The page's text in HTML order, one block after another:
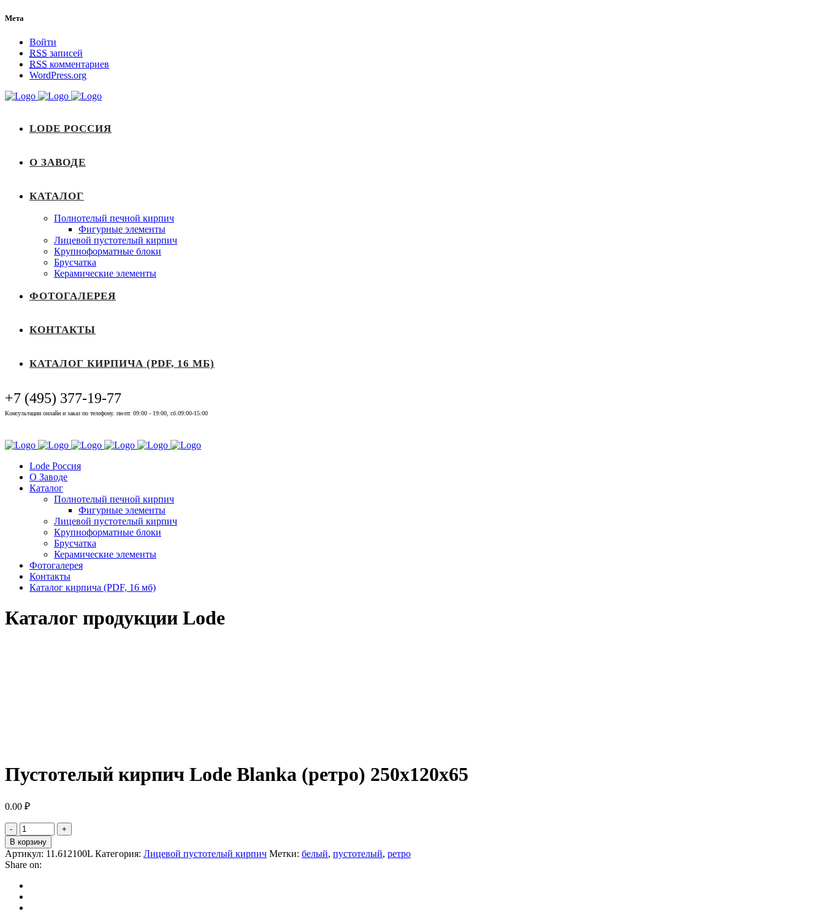
Мета
Войти
RSS записей
RSS комментариев
WordPress.org
LODE РОССИЯ
О ЗАВОДЕ
КАТАЛОГ
Полнотелый печной кирпич
Фигурные элементы
Лицевой пустотелый кирпич
Крупноформатные блоки
Брусчатка
Керамические элементы
ФОТОГАЛЕРЕЯ
КОНТАКТЫ
КАТАЛОГ КИРПИЧА (PDF, 16 МБ)
+7 (495) 377-19-77
Консультации онлайн и заказ по телефону. пн-пт. 09:00 - 19:00, сб.09:00-15:00
Lode Россия
О Заводе
Каталог
Полнотелый печной кирпич
Фигурные элементы
Лицевой пустотелый кирпич
Крупноформатные блоки
Брусчатка
Керамические элементы
Фотогалерея
Контакты
Каталог кирпича (PDF, 16 мб)
Каталог продукции Lode
Пустотелый кирпич Lode Blanka (ретро) 250x120x65
0.00 ₽
В корзину
Артикул: 11.612100L Категория: Лицевой пустотелый кирпич Метки: белый, пустотелый, ретро
Share on: